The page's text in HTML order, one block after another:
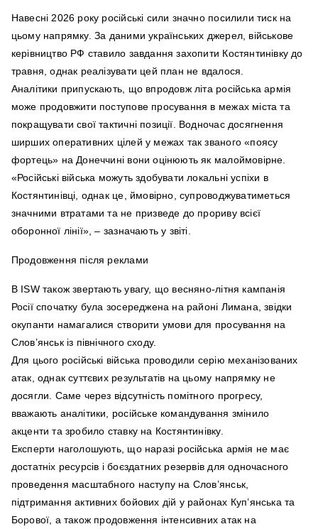
Навесні 2026 року російські сили значно посилили тиск на
цьому напрямку. За даними українських джерел, військове
керівництво РФ ставило завдання захопити Костянтинівку до
травня, однак реалізувати цей план не вдалося.
Аналітики припускають, що впродовж літа російська армія
може продовжити поступове просування в межах міста та
покращувати свої тактичні позиції. Водночас досягнення
ширших оперативних цілей у межах так званого «поясу
фортець» на Донеччині вони оцінюють як малоймовірне.
«Російські війська можуть здобувати локальні успіхи в
Костянтинівці, однак це, ймовірно, супроводжуватиметься
значними втратами та не призведе до прориву всієї
оборонної лінії», – зазначають у звіті.
Продовження після реклами
В ISW також звертають увагу, що весняно-літня кампанія
Росії спочатку була зосереджена на районі Лимана, звідки
окупанти намагалися створити умови для просування на
Слов’янськ із північного сходу.
Для цього російські війська проводили серію механізованих
атак, однак суттєвих результатів на цьому напрямку не
досягли. Саме через відсутність помітного прогресу,
вважають аналітики, російське командування змінило
акценти та зробило ставку на Костянтинівку.
Експерти наголошують, що наразі російська армія не має
достатніх ресурсів і боєздатних резервів для одночасного
проведення масштабного наступу на Слов’янськ,
підтримання активних бойових дій у районах Куп’янська та
Борової, а також продовження інтенсивних атак на